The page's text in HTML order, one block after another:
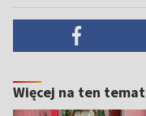
Więcej na ten temat